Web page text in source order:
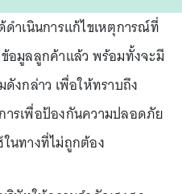
ำเนินการแก้ไขเหตุการณ์ที่
อมูลลูกค้าแล้ว พร้อมทั้งจะมี
งกล่าว เพื่อให้ทราบถึง
ารเพื่อป้องกันความปลอดภัย
นทางที่ไม่ถูกต้อง